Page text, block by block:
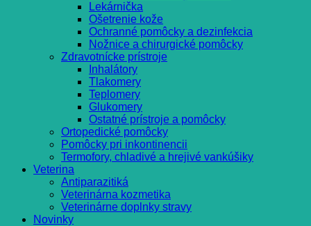
Lekárnička
Ošetrenie kože
Ochranné pomôcky a dezinfekcia
Nožnice a chirurgické pomôcky
Zdravotnícke prístroje
Inhalátory
Tlakomery
Teplomery
Glukomery
Ostatné prístroje a pomôcky
Ortopedické pomôcky
Pomôcky pri inkontinencii
Termofory, chladivé a hrejivé vankúšiky
Veterina
Antiparazitiká
Veterinárna kozmetika
Veterinárne doplnky stravy
Novinky